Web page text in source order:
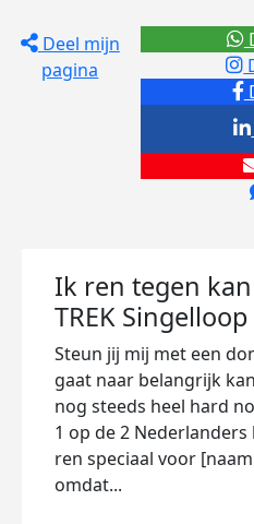
Deel mijn
pagina
Ik ren tegen
TREK
Steun jij mij met een
gaat naar belangrijk
nog steeds heel hard
1 op de 2
ren speciaal voor
omdat...